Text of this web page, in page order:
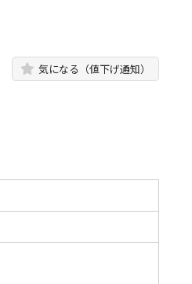
気になる（値下げ通知）